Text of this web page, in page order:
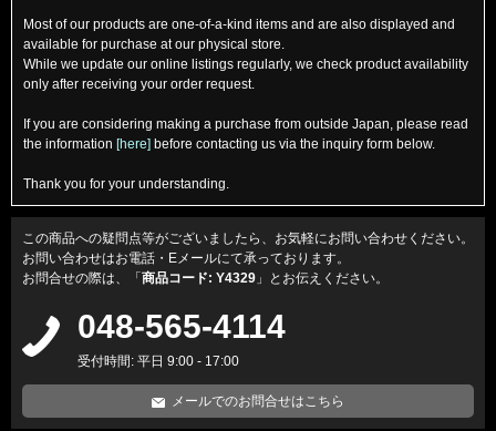
Most of our products are one-of-a-kind items and are also displayed and
available for purchase at our physical store.
While we update our online listings regularly, we check product availability
only after receiving your order request.
If you are considering making a purchase from outside Japan, please read
the information [here] before contacting us via the inquiry form below.
Thank you for your understanding.
この商品への疑問点等がございましたら、お気軽にお問い合わせください。
お問い合わせはお電話・Eメールにて承っております。
お問合せの際は、「 商品コード: Y4329 」とお伝えください。
048-565-4114
受付時間: 平日 9:00 - 17:00
メールでのお問合せはこちら